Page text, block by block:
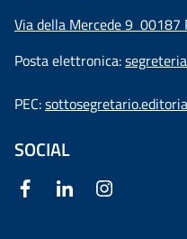
Via della Mercede 9 00187
Posta elettronica:
PEC:
SOCIAL